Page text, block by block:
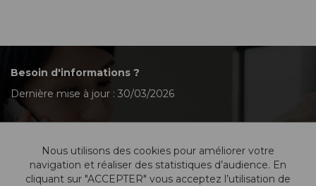
Besoin d'informations ?
Dernière mise à jour : 30/03/2026
Contactez-nous
Nous utilisons des cookies pour améliorer votre
navigation et réaliser des statistiques d’audience. En
cliquant sur "ACCEPTER" vous acceptez l’utilisation de